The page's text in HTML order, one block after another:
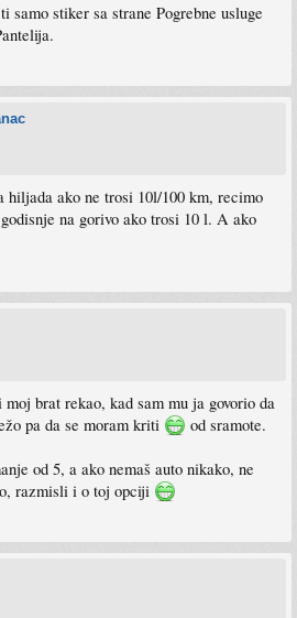
samo stiker sa strane Pogrebne usluge
hiljada ako ne trosi 10l/100 km, recimo
na gorivo ako trosi 10 l. A ako
moj brat rekao, kad sam mu ja govorio da
pa da se moram kriti
od sramote.
od 5, a ako nemaš auto nikako, ne
razmisli i o toj opciji